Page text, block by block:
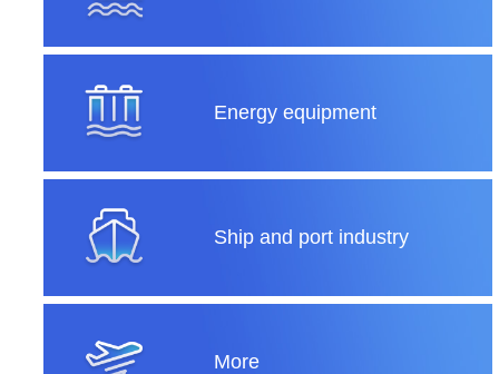
Energy equipment
Ship and port industry
More